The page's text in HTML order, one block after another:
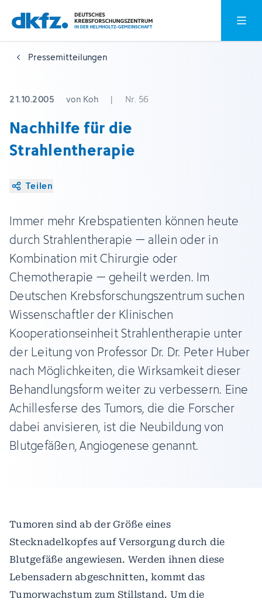
Zum
Hauptinhalt
springen
Zur
Fußzeile
springen
Pressemitteilungen
21.10.2005 von Koh | Nr. 56
Nachhilfe für die
Strahlentherapie
Teilen
Immer mehr Krebspatienten können heute
durch Strahlentherapie – allein oder in
Kombination mit Chirurgie oder
Chemotherapie – geheilt werden. Im
Deutschen Krebsforschungszentrum suchen
Wissenschaftler der Klinischen
Kooperationseinheit Strahlentherapie unter
der Leitung von Professor Dr. Dr. Peter Huber
nach Möglichkeiten, die Wirksamkeit dieser
Behandlungsform weiter zu verbessern. Eine
Achillesferse des Tumors, die die Forscher
dabei anvisieren, ist die Neubildung von
Blutgefäßen, Angiogenese genannt.
Tumoren sind ab der Größe eines
Stecknadelkopfes auf Versorgung durch die
Blutgefäße angewiesen. Werden ihnen diese
Lebensadern abgeschnitten, kommt das
Tumorwachstum zum Stillstand. Um die